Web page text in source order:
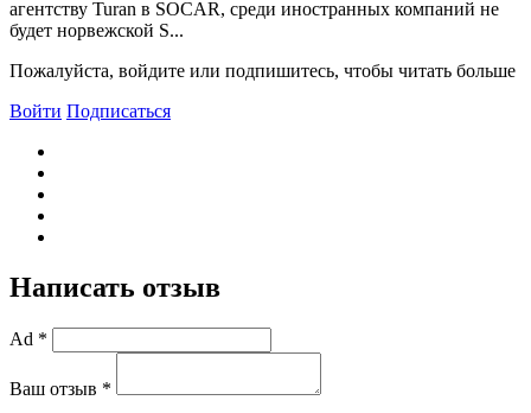
агентству Turan в SOCAR, среди иностранных компаний не
будет норвежской S...
Пожалуйста, войдите или подпишитесь, чтобы читать больше
Войти Подписаться
Написать отзыв
Ad *
Ваш отзыв *